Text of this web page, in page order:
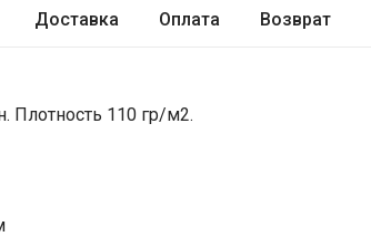
Доставка Оплата Возврат
Плотность 110 гр/м2.